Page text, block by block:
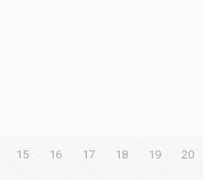
15 16 17 18 19 20